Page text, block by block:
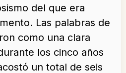
del que era
Las palabras de
como una clara
los cinco años
un total de seis